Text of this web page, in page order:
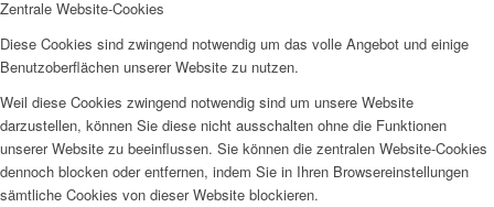
Zentrale Website-Cookies
Diese Cookies sind zwingend notwendig um das volle Angebot und einige
Benutzoberflächen unserer Website zu nutzen.
Weil diese Cookies zwingend notwendig sind um unsere Website
darzustellen, können Sie diese nicht ausschalten ohne die Funktionen
unserer Website zu beeinflussen. Sie können die zentralen Website-Cookies
dennoch blocken oder entfernen, indem Sie in Ihren Browsereinstellungen
sämtliche Cookies von dieser Website blockieren.